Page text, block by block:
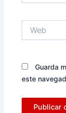
Guarda
este